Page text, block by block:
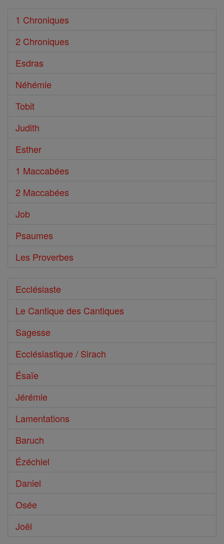
1 Chroniques
2 Chroniques
Esdras
Néhémie
Tobit
Judith
Esther
1 Maccabées
2 Maccabées
Job
Psaumes
Les Proverbes
Ecclésiaste
Le Cantique des Cantiques
Sagesse
Ecclésiastique / Sirach
Ésaïe
Jérémie
Lamentations
Baruch
Ézéchiel
Daniel
Osée
Joël